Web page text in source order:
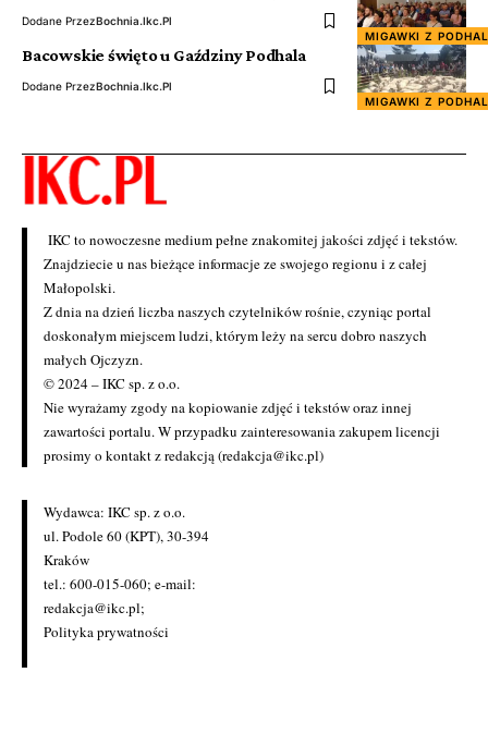
MIGAWKI Z
Dodane PrzezBochnia.ikc.pl
MIGAWKI Z
Bacowskie święto u Gaździny Podhala
Dodane PrzezBochnia.ikc.pl
IKC to nowoczesne medium pełne znakomitej jakości zdjęć i tekstów.
Znajdziecie u nas bieżące informacje ze swojego regionu i z całej
Małopolski.
Z dnia na dzień liczba naszych czytelników rośnie, czyniąc portal
doskonałym miejscem ludzi, którym leży na sercu dobro naszych
małych Ojczyzn.
© 2024 – IKC sp. z o.o.
Nie wyrażamy zgody na kopiowanie zdjęć i tekstów oraz innej
zawartości portalu. W przypadku zainteresowania zakupem licencji
prosimy o kontakt z redakcją (redakcja@ikc.pl)
Wydawca: IKC sp. z o.o.
ul. Podole 60 (KPT), 30-394
Kraków
tel.: 600-015-060; e-mail:
redakcja@ikc.pl;
Polityka prywatności